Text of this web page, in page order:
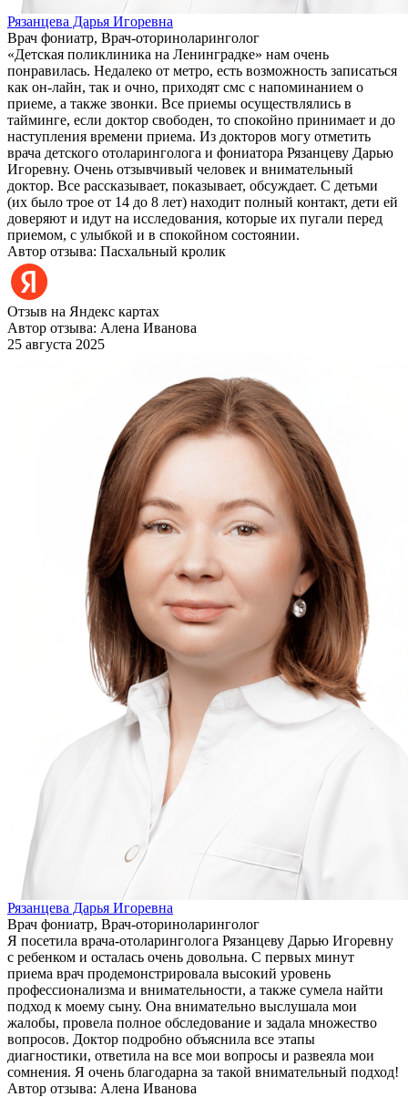
Рязанцева Дарья Игоревна
Врач фониатр, Врач-оториноларинголог
«Детская поликлиника на Ленинградке» нам очень
понравилась. Недалеко от метро, есть возможность записаться
как он-лайн, так и очно, приходят смс с напоминанием о
приеме, а также звонки. Все приемы осуществлялись в
тайминге, если доктор свободен, то спокойно принимает и до
наступления времени приема. Из докторов могу отметить
врача детского отоларинголога и фониатора Рязанцеву Дарью
Игоревну. Очень отзывчивый человек и внимательный
доктор. Все рассказывает, показывает, обсуждает. С детьми
(их было трое от 14 до 8 лет) находит полный контакт, дети ей
доверяют и идут на исследования, которые их пугали перед
приемом, с улыбкой и в спокойном состоянии.
Автор отзыва: Пасхальный кролик
Отзыв на Яндекс картах
Автор отзыва: Алена Иванова
25 августа 2025
Рязанцева Дарья Игоревна
Врач фониатр, Врач-оториноларинголог
Я посетила врача-отоларинголога Рязанцеву Дарью Игоревну
с ребенком и осталась очень довольна. С первых минут
приема врач продемонстрировала высокий уровень
профессионализма и внимательности, а также сумела найти
подход к моему сыну. Она внимательно выслушала мои
жалобы, провела полное обследование и задала множество
вопросов. Доктор подробно объяснила все этапы
диагностики, ответила на все мои вопросы и развеяла мои
сомнения. Я очень благодарна за такой внимательный подход!
Автор отзыва: Алена Иванова